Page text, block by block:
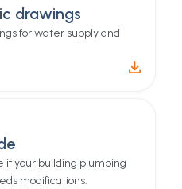
drawings
for water supply and
your building plumbing
modifications.